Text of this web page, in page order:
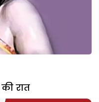
रात